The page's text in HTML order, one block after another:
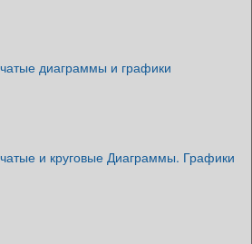
диаграммы и графики
и круговые Диаграммы. Графики